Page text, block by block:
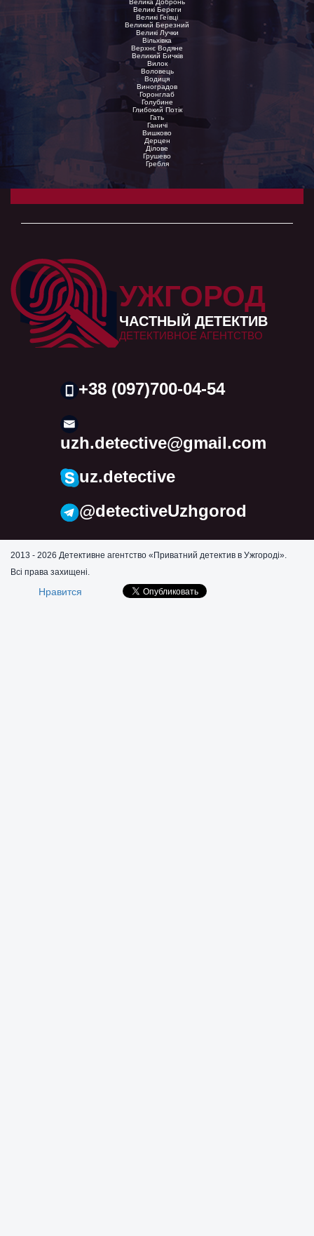
Велика Добронь
Великі Береги
Великі Геївці
Великий Березний
Великі Лучки
Вільхівка
Верхнє Водяне
Великий Бичків
Вилок
Воловець
Водиця
Виноградов
Горонглаб
Голубине
Глибокий Потік
Гать
Ганичі
Вишково
Дерцен
Ділове
Грушево
Гребля
УЖГОРОД
ЧАСТНЫЙ ДЕТЕКТИВ
ДЕТЕКТИВНОЕ АГЕНТСТВО
+38 (097)700-04-54
uzh.detective@gmail.com
uz.detective
@detectiveUzhgorod
2013 - 2026 Детективне агентство «Приватний детектив в Ужгороді».
Всі права захищені.
Нравится